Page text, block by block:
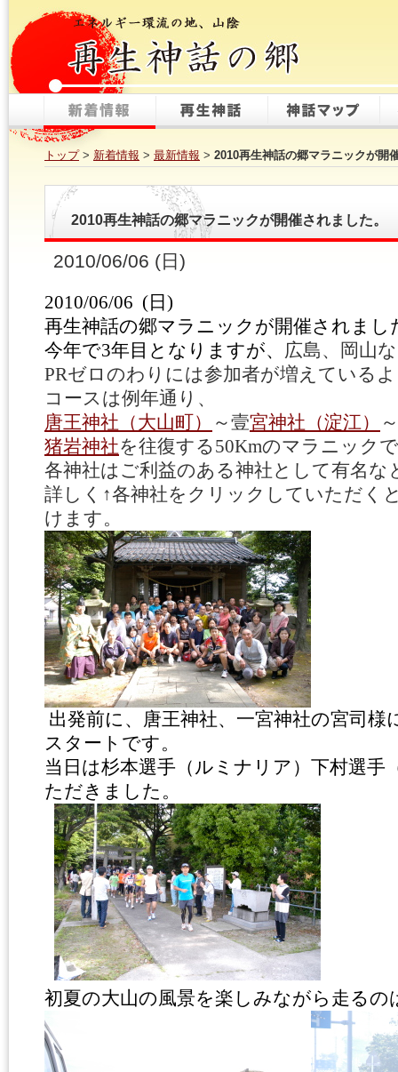
トップ> 新着情報 > 最新情報 > 2010再生神話の郷マラニックが開
2010再生神話の郷マラニックが開催されました。
2010/06/06 (日)
2010/06/06 (日 )
再生神話の郷マラニックが開催されまし
今年で3年目となりますが、 広島、岡山
PRゼロのわりには参加者が増えている
コースは例年通り、
唐王神社（大山町）
～壹宮神社（淀江）
～
猪岩神社を往復する50Kmのマラニック
各神社はご利益のある神社として有名な
詳しく↑各神社をクリックしていただく
けます。
出発前に、唐王神社、一宮神社の宮司
スタートです。
当日は杉本選手（ルミナリア）下村選手
ただきました。
初夏の大山の風景を楽しみながら走る